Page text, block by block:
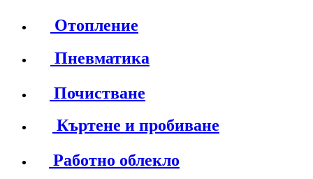
Отопление
Пневматика
Почистване
Къртене и пробиване
Работно облекло